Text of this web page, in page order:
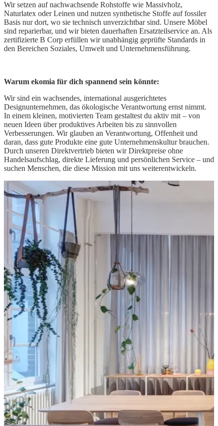
Wir setzen auf nachwachsende Rohstoffe wie Massivholz,
Naturlatex oder Leinen und nutzen synthetische Stoffe auf fossiler
Basis nur dort, wo sie technisch unverzichtbar sind. Unsere Möbel
sind reparierbar, und wir bieten dauerhaften Ersatzteilservice an. Als
zertifizierte B Corp erfüllen wir unabhängig geprüfte Standards in
den Bereichen Soziales, Umwelt und Unternehmensführung.
Warum ekomia für dich spannend sein könnte:
Wir sind ein wachsendes, international ausgerichtetes
Designunternehmen, das ökologische Verantwortung ernst nimmt.
In einem kleinen, motivierten Team gestaltest du aktiv mit – von
neuen Ideen über produktives Arbeiten bis zu sinnvollen
Verbesserungen. Wir glauben an Verantwortung, Offenheit und
daran, dass gute Produkte eine gute Unternehmenskultur brauchen.
Durch unseren Direktvertrieb bieten wir Direktpreise ohne
Handelsaufschlag, direkte Lieferung und persönlichen Service – und
suchen Menschen, die diese Mission mit uns weiterentwickeln.